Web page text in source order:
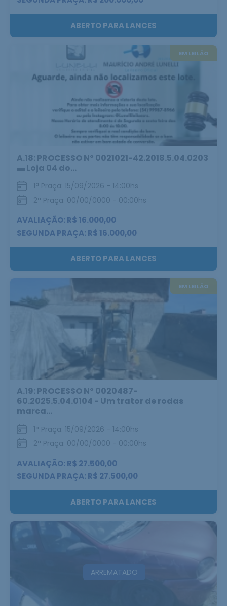
ABERTO PARA LANCES
EM LEILÃO
A.18: PROCESSO Nº 0021021-42.2018.5.04.0203
▬ Loja 04 do...
1ª Praça: 15/09/2026 - 14:00hs
2ª Praça: 00/00/0000 - 00:00hs
AVALIAÇÃO: R$ 16.000,00
SEGUNDA PRAÇA: R$ 16.000,00
ABERTO PARA LANCES
EM LEILÃO
A.19: PROCESSO Nº 0020487-
60.2025.5.04.0104 - Um trator de rodas
marca...
1ª Praça: 15/09/2026 - 14:00hs
2ª Praça: 00/00/0000 - 00:00hs
AVALIAÇÃO: R$ 27.500,00
SEGUNDA PRAÇA: R$ 27.500,00
ABERTO PARA LANCES
ARREMATADO